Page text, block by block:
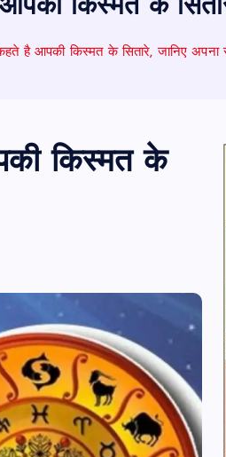
किस्मत के
है आपकी किस्मत के सितारे, जानिए अपना
किस्मत के